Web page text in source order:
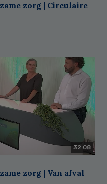
zorg | Circulaire
32:08
zorg | Van afval